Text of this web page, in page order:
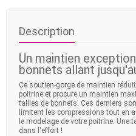
Description
Un maintien
bonnets allant
Ce soutien-gorge de maintien
poitrine et procure un maintien
tailles de bonnets. Ces derniers
limitent les compressions tout en
le modelage de votre poitrine. Une
dans l'effort !